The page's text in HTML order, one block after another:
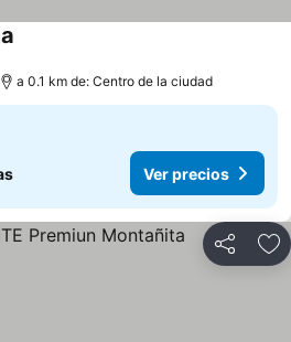
a 0.1 km de: Centro de la ciudad
Ver precios
Compartir